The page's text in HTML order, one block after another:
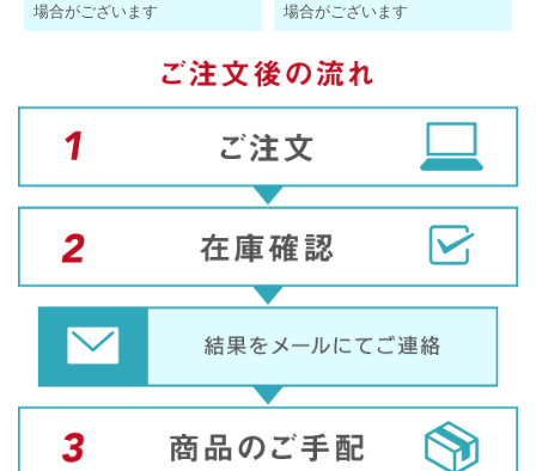
場合がございます 場合がございます